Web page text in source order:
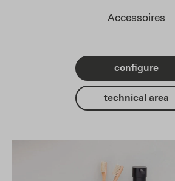
Accessoires
configure
technical area